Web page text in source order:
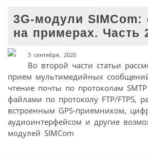
3G-модули SIMCom:
на примерах. Часть
3 сентября, 2020
Во второй части статьи
прием мультимедийных
чтение почты по протоколам
файлами по протоколу FTP/FTPS,
встроенным GPS-приемником,
аудиоинтерфейсом и другие
модулей SIMCom